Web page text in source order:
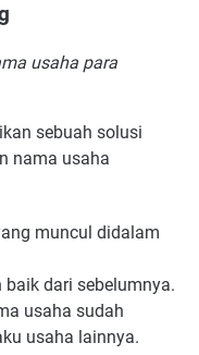
usaha para
sebuah solusi
nama usaha
muncul didalam
dari sebelumnya.
usaha sudah
usaha lainnya.